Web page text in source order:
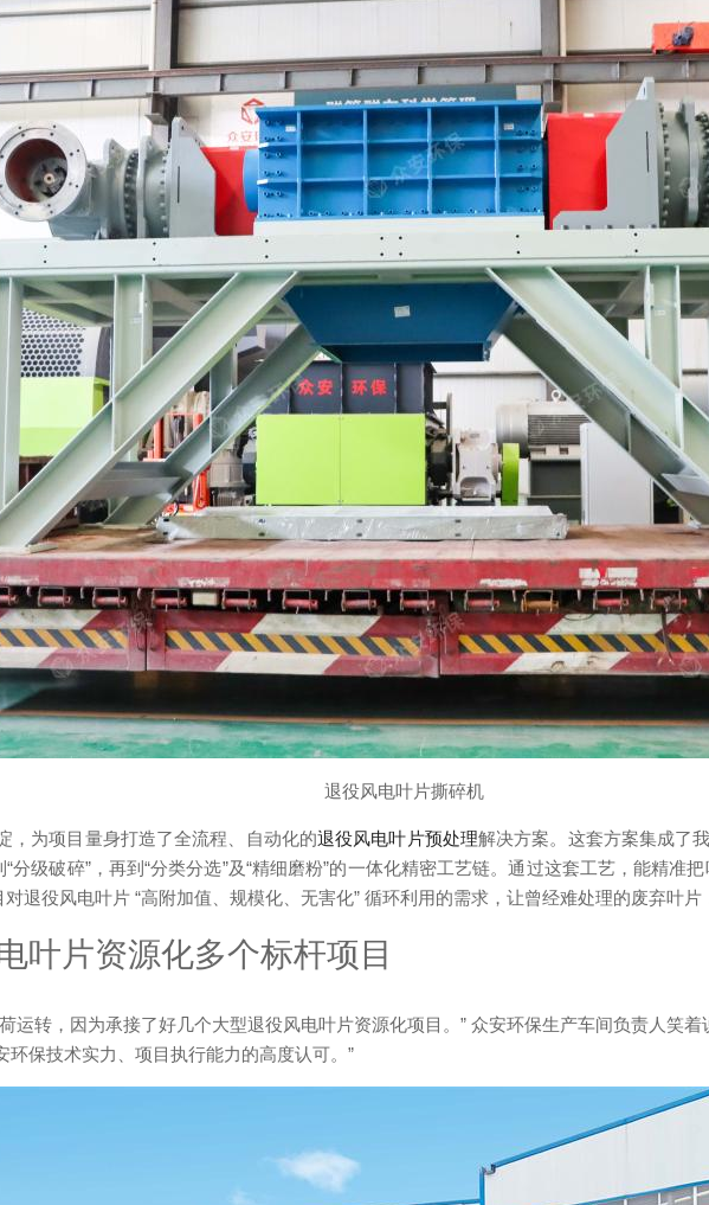
退役风电叶片撕碎机
，为项目量身打造了全流程、自动化的退役风电叶片预处理解决方案。这套方案集成了
分级破碎”，再到“分类分选”及“精细磨粉”的一体化精密工艺链。通过这套工艺，能精
退役风电叶片 “高附加值、规模化、无害化” 循环利用的需求，让曾经难处理的废弃叶片
叶片资源化多个标杆项目
运转，因为承接了好几个大型退役风电叶片资源化项目。” 众安环保生产车间负责人笑
保技术实力、项目执行能力的高度认可。”